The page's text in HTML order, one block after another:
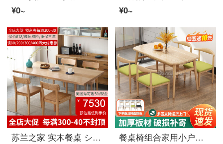
¥0~
¥0~
苏兰之家 实木餐桌 シンプル餐桌椅组合 北欧大板橡木饭桌 原木色 一桌4椅 1.6米
餐桌椅组合家用小户型テーブル饭桌仿实木质长方形一桌四椅快餐洽谈桌椅简易吃饭桌公寓出租房北欧シンプル 80*120テーブル（原木色）+4把牛角椅（颜色备注）